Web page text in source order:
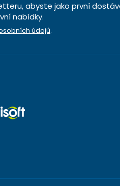
abyste jako první
nabídky.
údajů.